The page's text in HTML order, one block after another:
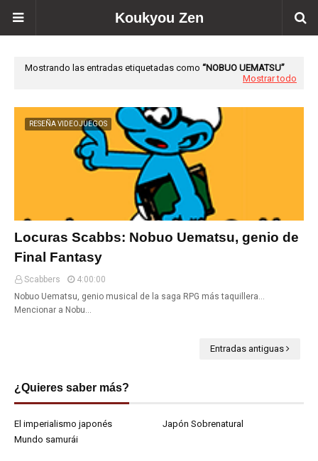
Koukyou Zen
Mostrando las entradas etiquetadas como
NOBUO UEMATSU
Mostrar todo
RESEÑA VIDEOJUEGOS
Locuras Scabbs: Nobuo Uematsu, genio de
Final Fantasy
Scabbers
4:00:00
Nobuo Uematsu, genio musical de la saga RPG más taquillera...
Mencionar a Nobu…
Entradas antiguas
¿Quieres saber más?
El imperialismo japonés
Japón Sobrenatural
Mundo samurái